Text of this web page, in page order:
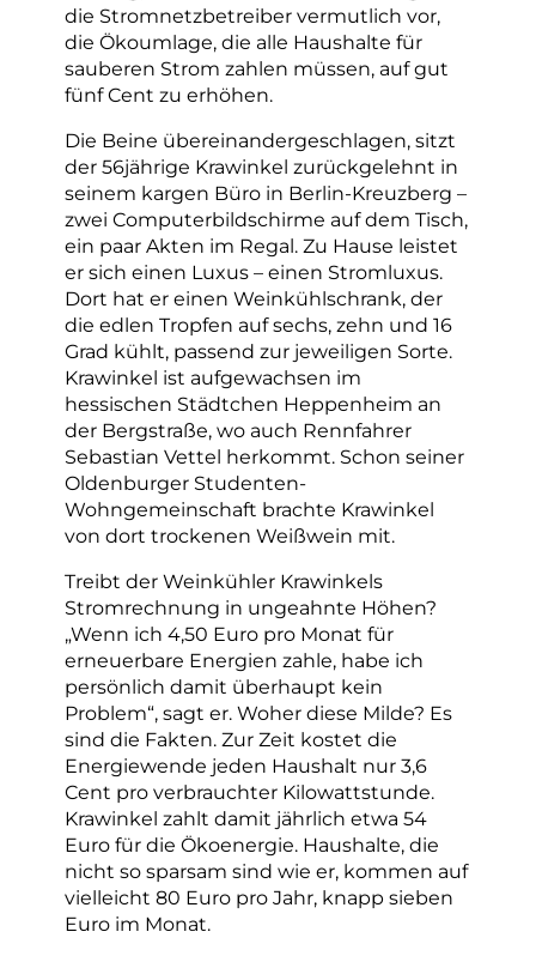
die Stromnetzbetreiber vermutlich vor,
die Ökoumlage, die alle Haushalte für
sauberen Strom zahlen müssen, auf gut
fünf Cent zu erhöhen.
Die Beine übereinandergeschlagen, sitzt
der 56jährige Krawinkel zurückgelehnt in
seinem kargen Büro in Berlin-Kreuzberg –
zwei Computerbildschirme auf dem Tisch,
ein paar Akten im Regal. Zu Hause leistet
er sich einen Luxus – einen Stromluxus.
Dort hat er einen Weinkühlschrank, der
die edlen Tropfen auf sechs, zehn und 16
Grad kühlt, passend zur jeweiligen Sorte.
Krawinkel ist aufgewachsen im
hessischen Städtchen Heppenheim an
der Bergstraße, wo auch Rennfahrer
Sebastian Vettel herkommt. Schon seiner
Oldenburger Studenten-
Wohngemeinschaft brachte Krawinkel
von dort trockenen Weißwein mit.
Treibt der Weinkühler Krawinkels
Stromrechnung in ungeahnte Höhen?
„Wenn ich 4,50 Euro pro Monat für
erneuerbare Energien zahle, habe ich
persönlich damit überhaupt kein
Problem“, sagt er. Woher diese Milde? Es
sind die Fakten. Zur Zeit kostet die
Energiewende jeden Haushalt nur 3,6
Cent pro verbrauchter Kilowattstunde.
Krawinkel zahlt damit jährlich etwa 54
Euro für die Ökoenergie. Haushalte, die
nicht so sparsam sind wie er, kommen auf
vielleicht 80 Euro pro Jahr, knapp sieben
Euro im Monat.